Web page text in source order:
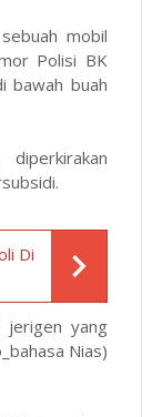
mobil
Polisi BK
bawah buah
Di
jerigen yang
Nias)